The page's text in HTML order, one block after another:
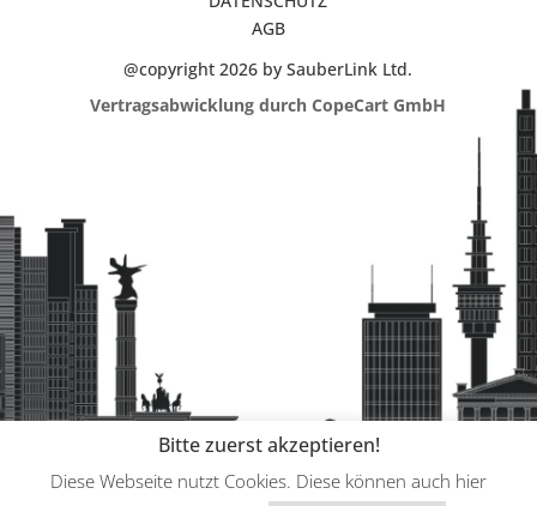
AGB
@copyright 2026 by SauberLink Ltd.
Vertragsabwicklung durch CopeCart GmbH
Bitte zuerst akzeptieren!
Diese Webseite nutzt Cookies. Diese können auch hier